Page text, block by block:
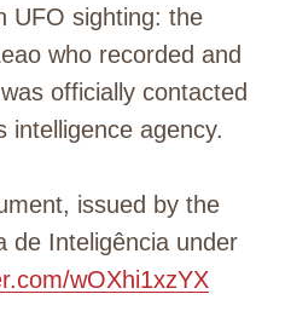
UFO sighting: the
who recorded and
officially contacted
intelligence agency.
issued by the
de Inteligência under
wOXhi1xzYX